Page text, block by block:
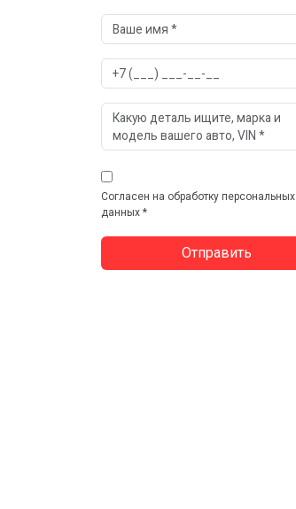
Согласен на обработку персональных
данных *